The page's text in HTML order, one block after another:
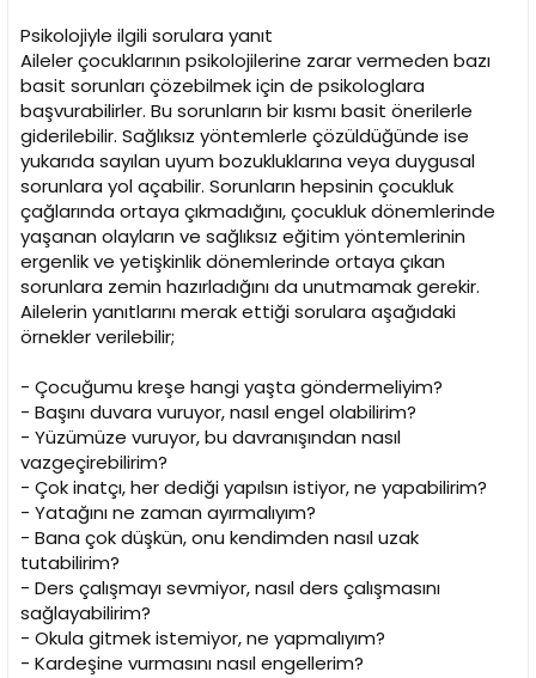
Psikolojiyle ilgili sorulara yanıt
Aileler çocuklarının psikolojilerine zarar vermeden bazı
basit sorunları çözebilmek için de psikologlara
başvurabilirler. Bu sorunların bir kısmı basit önerilerle
giderilebilir. Sağlıksız yöntemlerle çözüldüğünde ise
yukarıda sayılan uyum bozukluklarına veya duygusal
sorunlara yol açabilir. Sorunların hepsinin çocukluk
çağlarında ortaya çıkmadığını, çocukluk dönemlerinde
yaşanan olayların ve sağlıksız eğitim yöntemlerinin
ergenlik ve yetişkinlik dönemlerinde ortaya çıkan
sorunlara zemin hazırladığını da unutmamak gerekir.
Ailelerin yanıtlarını merak ettiği sorulara aşağıdaki
örnekler verilebilir;
- Çocuğumu kreşe hangi yaşta göndermeliyim?
- Başını duvara vuruyor, nasıl engel olabilirim?
- Yüzümüze vuruyor, bu davranışından nasıl
vazgeçirebilirim?
- Çok inatçı, her dediği yapılsın istiyor, ne yapabilirim?
- Yatağını ne zaman ayırmalıyım?
- Bana çok düşkün, onu kendimden nasıl uzak
tutabilirim?
- Ders çalışmayı sevmiyor, nasıl ders çalışmasını
sağlayabilirim?
- Okula gitmek istemiyor, ne yapmalıyım?
- Kardeşine vurmasını nasıl engellerim?